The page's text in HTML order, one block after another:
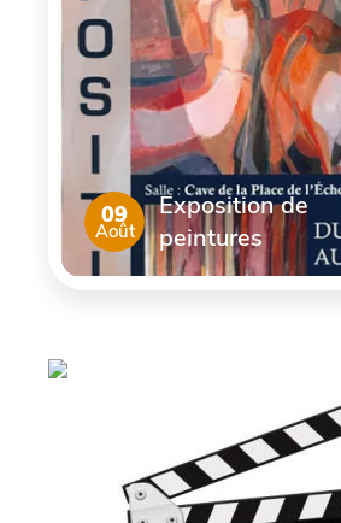
09
Août
Exposition de
peintures